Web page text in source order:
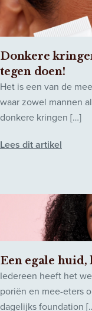
Donkere
tegen doen!
Het is een van de
waar zowel mannen
donkere kringen […]
Lees dit artikel
Een egale huid,
Iedereen heeft het
poriën en mee-eters
dagelijks foundation